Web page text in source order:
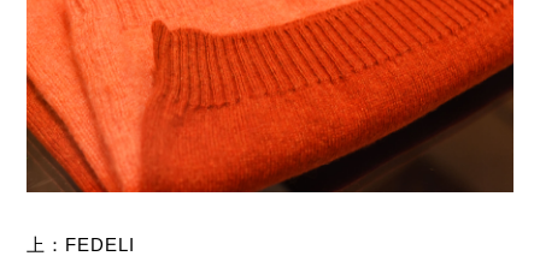
上：FEDELI